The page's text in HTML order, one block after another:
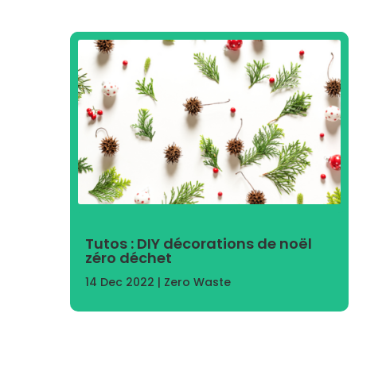
Tutos : DIY décorations de noël
zéro déchet
14 Dec 2022 | Zero Waste